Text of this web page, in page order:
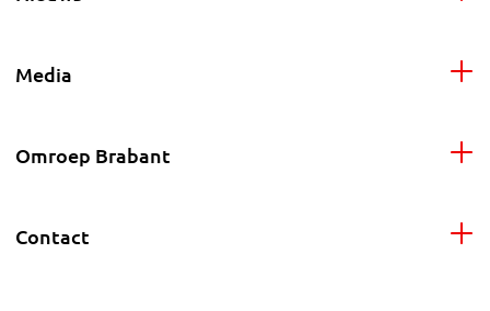
Media
Omroep Brabant
Contact